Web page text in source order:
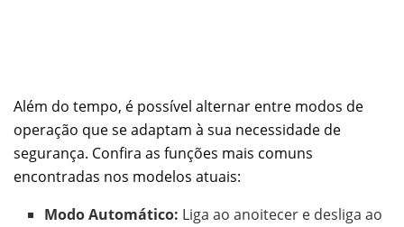
Além do tempo, é possível alternar entre modos de
operação que se adaptam à sua necessidade de
segurança. Confira as funções mais comuns
encontradas nos modelos atuais:
Modo Automático: Liga ao anoitecer e desliga ao